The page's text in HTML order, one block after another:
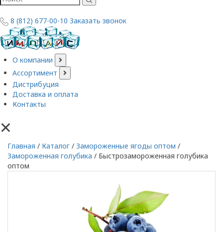
8 (812) 677-00-10 Заказать звонок
О компании
Ассортимент
Дистрибуция
Доставка и оплата
Контакты
×
Главная / Каталог / Замороженные ягоды оптом /
Замороженная голубика / Быстрозамороженная голубика
оптом